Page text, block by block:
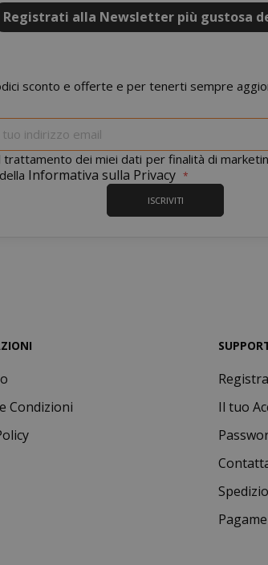
Registrati alla Newsletter più gustosa
sconto e offerte e per tenerti sempre
nostra
newsletter:
trattamento dei miei dati per finalità di
Informativa sulla Privacy
ISCRIVITI
Condizioni
Il tuo
dell'account. Il sito web non può essere
Google LLC
.google.com